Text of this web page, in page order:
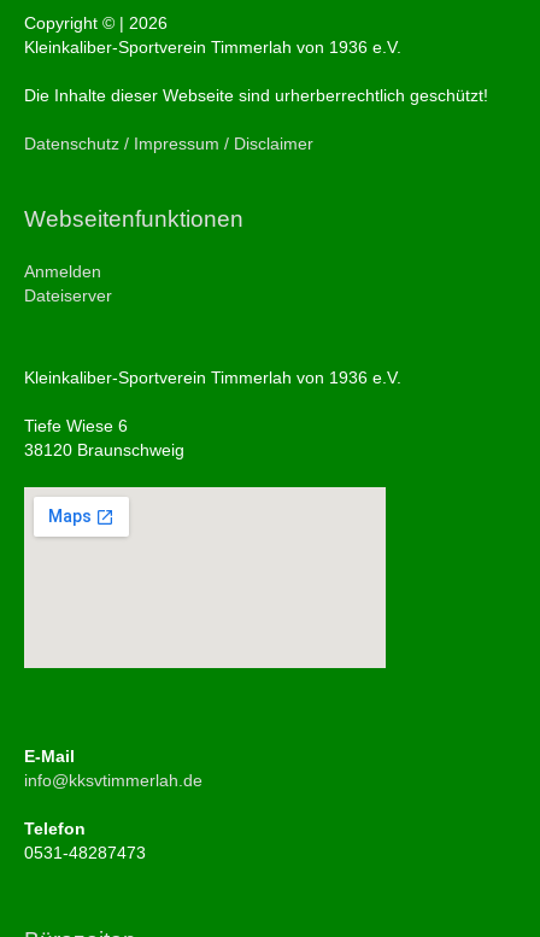
Copyright © | 2026
Kleinkaliber-Sportverein Timmerlah von 1936 e.V.
Die Inhalte dieser Webseite sind urherberrechtlich geschützt!
Datenschutz / Impressum / Disclaimer
Webseitenfunktionen
Anmelden
Dateiserver
Kleinkaliber-Sportverein Timmerlah von 1936 e.V.
Tiefe Wiese 6
38120 Braunschweig
E-Mail
info@kksvtimmerlah.de
Telefon
0531-48287473